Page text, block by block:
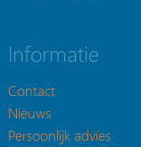
Informatie
Contact
Nieuws
Persoonlijk advies